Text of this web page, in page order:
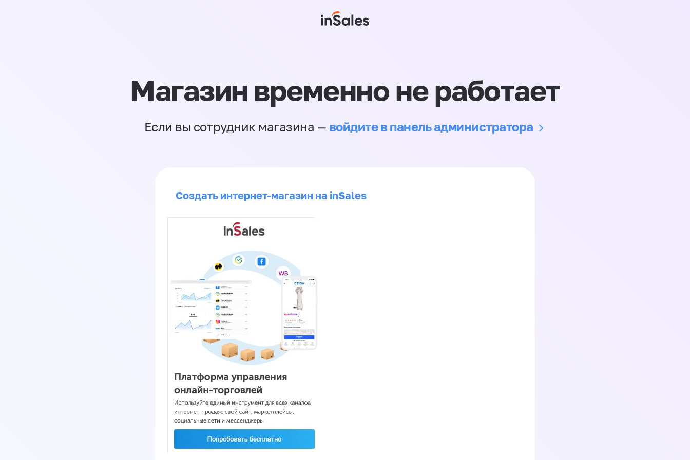
Магазин временно не работает
Если вы сотрудник магазина — войдите в панель администратора
Создать интернет-магазин на inSales